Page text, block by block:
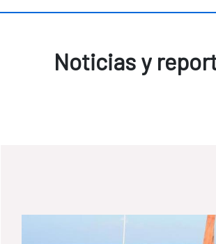
Noticias y